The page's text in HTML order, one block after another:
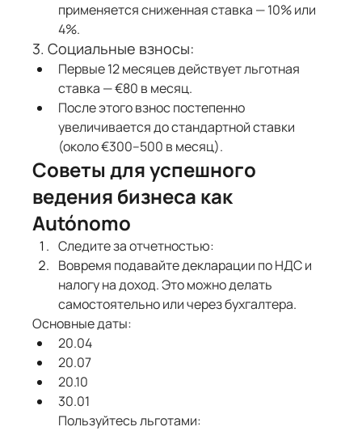
применяется сниженная ставка — 10% или
4%.
3. Социальные взносы:
Первые 12 месяцев действует льготная
ставка — €80 в месяц.
После этого взнос постепенно
увеличивается до стандартной ставки
(около €300–500 в месяц).
Советы для успешного
ведения бизнеса как
Autónomo
Следите за отчетностью:
Вовремя подавайте декларации по НДС и
налогу на доход. Это можно делать
самостоятельно или через бухгалтера.
Основные даты:
20.04
20.07
20.10
30.01
Пользуйтесь льготами: